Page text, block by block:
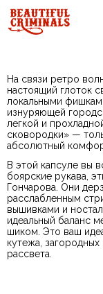
На связи ретро
настоящий глоток
локальными
изнуряющей
легкой и
сковородки» —
абсолютный
В этой капсуле вы
боярские рукава,
Гончарова. Они
расслабленным
вышивками и
идеальный баланс
шиком. Это ваш
кутежа,
рассвета.